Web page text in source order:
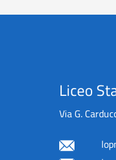
Liceo
Via G.